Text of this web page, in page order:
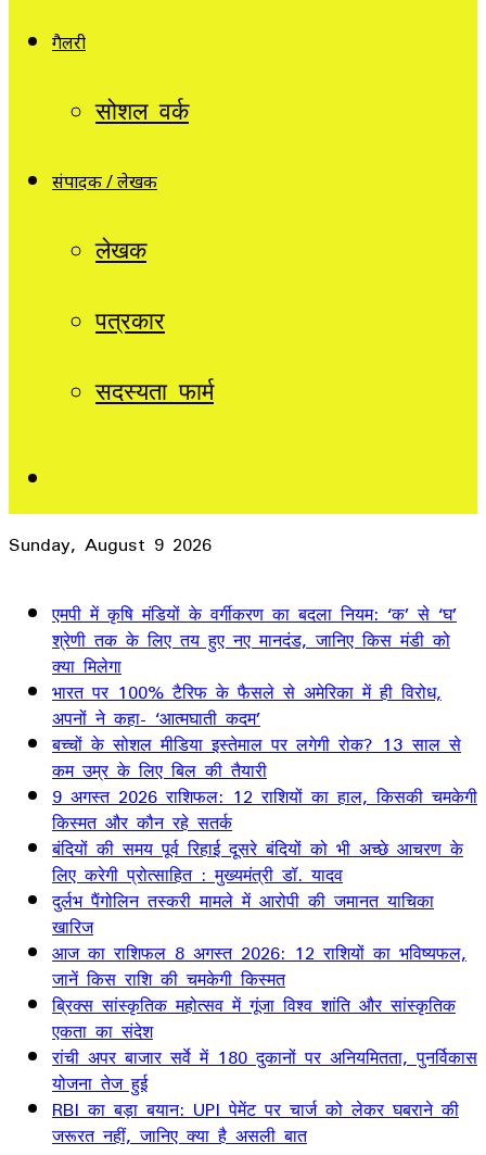
गैलरी
सोशल वर्क
संपादक / लेखक
लेखक
पत्रकार
सदस्यता फार्म
Sunday, August 9 2026
एमपी में कृषि मंडियों के वर्गीकरण का बदला नियम: ‘क’ से ‘घ’
श्रेणी तक के लिए तय हुए नए मानदंड, जानिए किस मंडी को
क्या मिलेगा
भारत पर 100% टैरिफ के फैसले से अमेरिका में ही विरोध,
अपनों ने कहा- ‘आत्मघाती कदम’
बच्चों के सोशल मीडिया इस्तेमाल पर लगेगी रोक? 13 साल से
कम उम्र के लिए बिल की तैयारी
9 अगस्त 2026 राशिफल: 12 राशियों का हाल, किसकी चमकेगी
किस्मत और कौन रहे सतर्क
बंदियों की समय पूर्व रिहाई दूसरे बंदियों को भी अच्छे आचरण के
लिए करेगी प्रोत्साहित : मुख्यमंत्री डॉ. यादव
दुर्लभ पैंगोलिन तस्करी मामले में आरोपी की जमानत याचिका
खारिज
आज का राशिफल 8 अगस्त 2026: 12 राशियों का भविष्यफल,
जानें किस राशि की चमकेगी किस्मत
ब्रिक्स सांस्कृतिक महोत्सव में गूंजा विश्व शांति और सांस्कृतिक
एकता का संदेश
रांची अपर बाजार सर्वे में 180 दुकानों पर अनियमितता, पुनर्विकास
योजना तेज हुई
RBI का बड़ा बयान: UPI पेमेंट पर चार्ज को लेकर घबराने की
जरूरत नहीं, जानिए क्या है असली बात